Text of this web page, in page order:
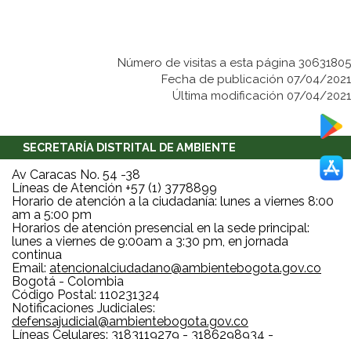
Número de visitas a esta página 30631805
Fecha de publicación 07/04/2021
Última modificación 07/04/2021
SECRETARÍA DISTRITAL DE AMBIENTE
Av Caracas No. 54 -38
Líneas de Atención +57 (1) 3778899
Horario de atención a la ciudadanía: lunes a viernes 8:00
am a 5:00 pm
Horarios de atención presencial en la sede principal:
lunes a viernes de 9:00am a 3:30 pm, en jornada
continua
Email: atencionalciudadano@ambientebogota.gov.co
Bogotá - Colombia
Código Postal: 110231324
Notificaciones Judiciales:
defensajudicial@ambientebogota.gov.co
Líneas Celulares: 3183119279 - 3186298934 -